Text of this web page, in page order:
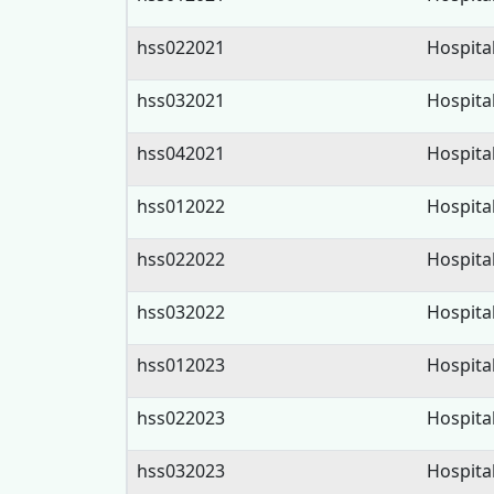
hss022021
hss032021
hss042021
hss012022
hss022022
hss032022
hss012023
hss022023
hss032023